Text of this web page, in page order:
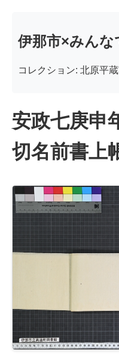
伊那市×みんな
コレクション: 北原平
安政七庚申
切名前書上